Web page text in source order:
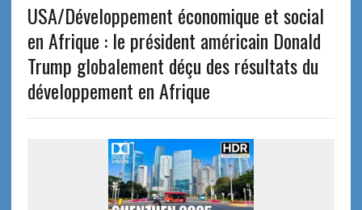
USA/Développement économique et social
en Afrique : le président américain Donald
Trump globalement déçu des résultats du
développement en Afrique